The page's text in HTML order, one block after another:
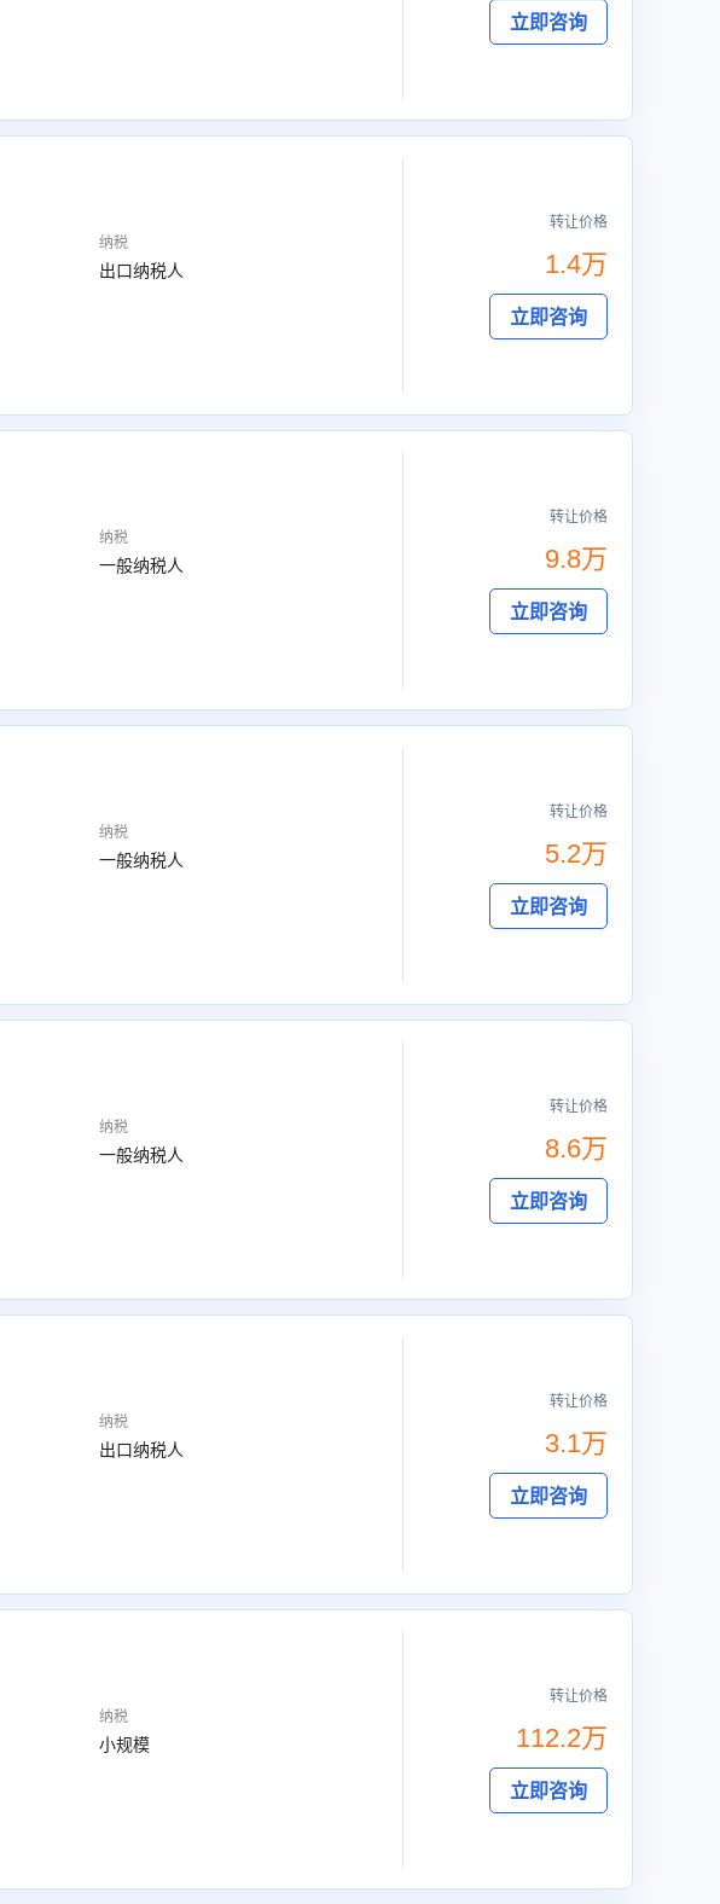
立即咨询
纳税
出口纳税人
转让价格
1.4万
立即咨询
纳税
一般纳税人
转让价格
9.8万
立即咨询
纳税
一般纳税人
转让价格
5.2万
立即咨询
纳税
一般纳税人
转让价格
8.6万
立即咨询
纳税
出口纳税人
转让价格
3.1万
立即咨询
纳税
小规模
转让价格
112.2万
立即咨询